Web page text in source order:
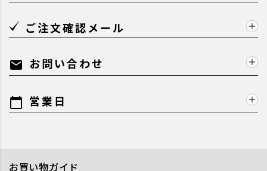
ご注文確認メール
mail お問い合わせ
calendar_today 営業日
お買い物ガイド